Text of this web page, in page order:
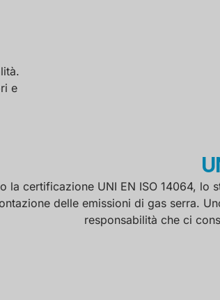
e
la certificazione UNI EN ISO 14064, lo
delle emissioni di gas serra.
responsabilità che ci